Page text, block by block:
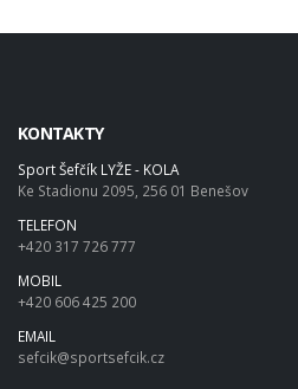
KONTAKTY
Sport Šefčík LYŽE - KOLA
Ke Stadionu 2095, 256 01 Benešov
TELEFON
+420 317 726 777
MOBIL
+420 606 425 200
EMAIL
sefcik@sportsefcik.cz